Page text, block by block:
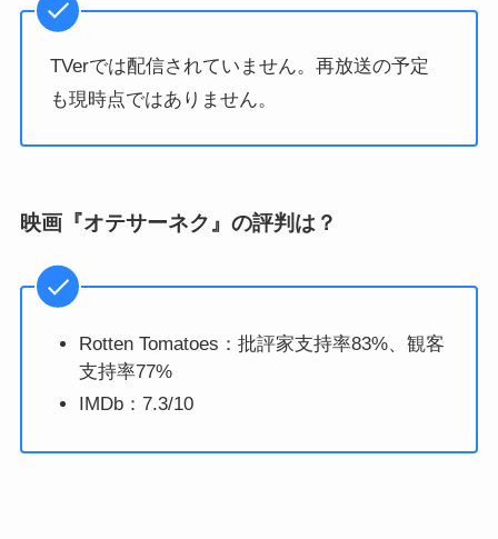
TVerでは配信されていません。再放送の予定
も現時点ではありません。
映画『オテサーネク』の評判は？
Rotten Tomatoes：批評家支持率83%、観客
支持率77%
IMDb：7.3/10